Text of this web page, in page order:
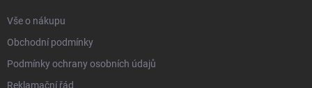
Vše o nákupu
Obchodní podmínky
Podmínky ochrany osobních údajů
Reklamační řád